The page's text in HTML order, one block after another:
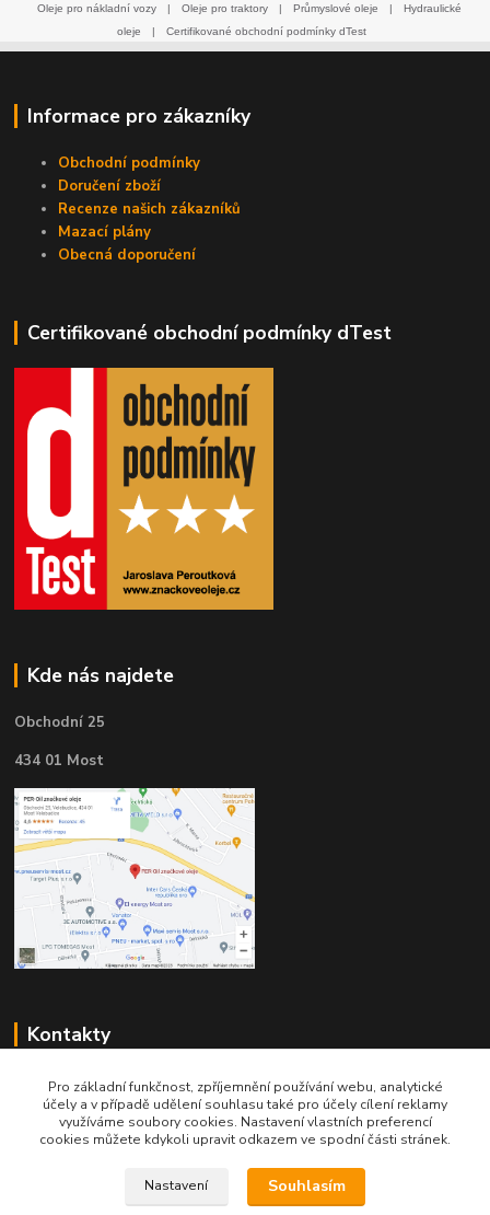
Oleje pro nákladní vozy
| Oleje pro traktory | Průmyslové oleje |
Hydraulické
oleje
| Certifikované obchodní podmínky dTest
Informace pro zákazníky
Obchodní podmínky
Doručení zboží
Recenze našich zákazníků
Mazací plány
Obecná doporučení
Certifikované obchodní podmínky dTest
Kde nás najdete
Obchodní 25
434 01 Most
Kontakty
Telefon pro technické dotazy: 775 113 255
Pro základní funkčnost, zpříjemnění používání webu, analytické
účely a v případě udělení souhlasu také pro účely cílení reklamy
využíváme soubory cookies. Nastavení vlastních preferencí
cookies můžete kdykoli upravit odkazem ve spodní části stránek.
Nastavení Souhlasím